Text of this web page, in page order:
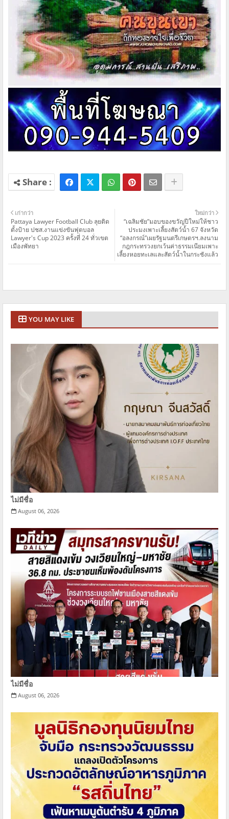
ใหม่กว่า
“เฉลิมชัย”มอบของขวัญปีใหม่ให้ชาว
ประมงเพาะเลี้ยงสัตว์น้ำ 67 จังหวัด
“อลงกรณ์”เผยรัฐมนตรีเกษตรฯ.ลงนาม
กฎกระทรวงยกเว้นค่าธรรมเนียมเพาะ
เลี้ยงหอยทะเลและสัตว์น้ำในกระชังแล้ว
เก่ากว่า
Pattaya Lawyer Football Club ลุยติด
ตั้งป้าย ปชส.งานแข่งขันฟุตบอล
Lawyer's Cup 2023 ครั้งที่ 24 ทั่วเขต
เมืองพัทยา
YOU MAY LIKE
ไม่มีชื่อ
August 06, 2026
ไม่มีชื่อ
August 06, 2026